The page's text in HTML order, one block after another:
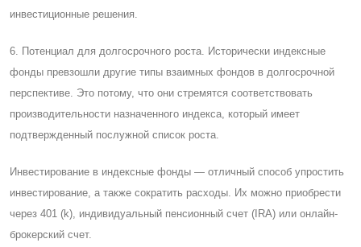
инвестиционные решения.
6. Потенциал для долгосрочного роста. Исторически индексные
фонды превзошли другие типы взаимных фондов в долгосрочной
перспективе. Это потому, что они стремятся соответствовать
производительности назначенного индекса, который имеет
подтвержденный послужной список роста.
Инвестирование в индексные фонды — отличный способ упростить
инвестирование, а также сократить расходы. Их можно приобрести
через 401 (k), индивидуальный пенсионный счет (IRA) или онлайн-
брокерский счет.